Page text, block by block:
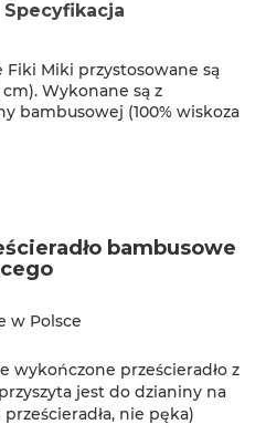
Specyfikacja
Fiki Miki przystosowane są
Wykonane są z
bambusowej (100% wiskoza
bambusowe
w Polsce
wykończone prześcieradło z
jest do dzianiny na
nie pęka)